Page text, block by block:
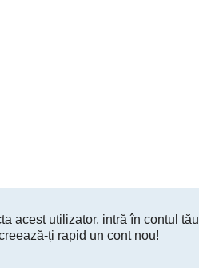
acest utilizator, intră în contul tău
ți rapid un cont nou!